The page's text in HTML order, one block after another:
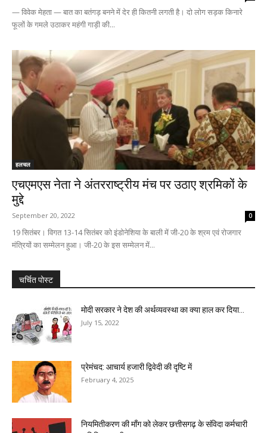
— विवेक मेहता — बात का बतंगड़ बनने में देर ही कितनी लगती है। दो लोग सड़क किनारे
फूलों के गमले उठाकर महंगी गाड़ी की...
हलचल
एचएमएस नेता ने अंतरराष्ट्रीय मंच पर उठाए श्रमिकों के
मुद्दे
September 20, 2022 0
19 सितंबर। विगत 13-14 सितंबर को इंडोनेशिया के बाली में जी-20 के श्रम एवं रोजगार
मंत्रियों का सम्मेलन हुआ। जी-20 के इस सम्मेलन में...
चर्चित पोस्ट
मोदी सरकार ने देश की अर्थव्यवस्था का क्या हाल कर दिया...
July 15, 2022
प्रेमंचद: आचार्य हजारी द्विवेदी की दृष्टि में
February 4, 2025
नियमितीकरण की माँग को लेकर छत्तीसगढ़ के संविदा कर्मचारी